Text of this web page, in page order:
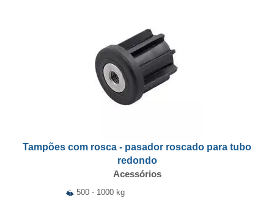
Tampões com rosca - pasador roscado para tubo
redondo
Acessórios
500 - 1000 kg